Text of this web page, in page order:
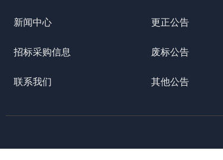
新闻中心
招标采购信息
联系我们
更正公告
废标公告
其他公告